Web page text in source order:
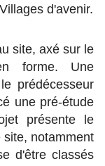
d'avenir.
site, axé sur le
forme. Une
prédécesseur
une pré-étude
présente le
notamment
d'être classés